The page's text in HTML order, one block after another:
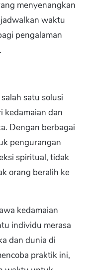
menyenangkan
waktu
pengalaman
satu solusi
kedamaian dan
Dengan berbagai
pengurangan
spiritual, tidak
orang beralih ke
kedamaian
individu merasa
dan dunia di
praktik ini,